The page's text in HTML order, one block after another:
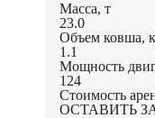
Масса, т
23.0
Объем ковша,
1.1
Мощность
124
Стоимость
ОСТАВИТЬ